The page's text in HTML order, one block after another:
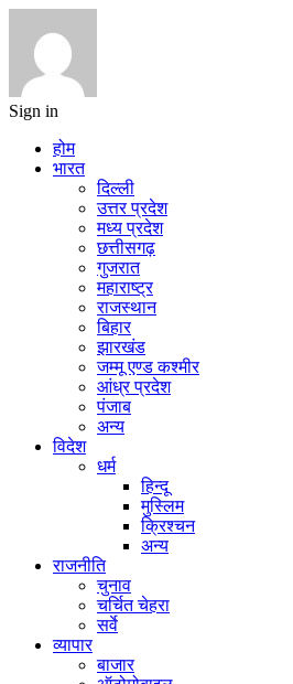
Sign in
होम
भारत
दिल्ली
उत्तर प्रदेश
मध्य प्रदेश
छत्तीसगढ़
गुजरात
महाराष्ट्र
राजस्थान
बिहार
झारखंड
जम्मू एण्ड कश्मीर
आंध्र प्रदेश
पंजाब
अन्य
विदेश
धर्म
हिन्दू
मुस्लिम
क्रिश्चन
अन्य
राजनीति
चुनाव
चर्चित चेहरा
सर्वे
व्यापार
बाजार